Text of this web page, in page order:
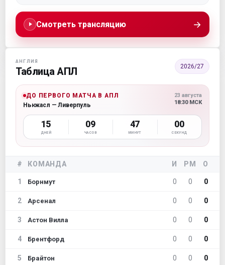
Смотреть трансляцию →
АНГЛИЯ
Таблица АПЛ 2026/27
ДО ПЕРВОГО МАТЧА В АПЛ
Ньюкасл — Ливерпуль
23 августа
18:30 МСК
15
ДНЕЙ
09
ЧАСОВ
46
МИНУТ
59
СЕКУНД
# КОМАНДА И РМ О
1 Борнмут 0 0 0
2 Арсенал 0 0 0
3 Астон Вилла 0 0 0
4 Брентфорд 0 0 0
5 Брайтон 0 0 0